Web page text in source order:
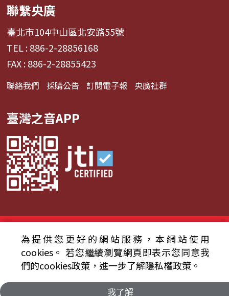
聯繫央廣
臺北市104中山區北安路55號
TEL : 886-2-28856168
FAX : 886-2-28855423
聯絡我們 採購公告 訂閱電子報 央廣社群
臺灣之音APP
© 2024財團法人中央廣播電臺 版權所有
資通安全政策聲明
服務條款 隱私權條款
為提供您更好的網站服務，本網站使用
cookies。 若您繼續瀏覽網頁即表示您同意我
們的cookies政策，進一步了解隱私權政策。
我了解